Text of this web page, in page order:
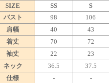
SIZE SS
S
バスト
98
106
肩幅
40
43
着丈
70
72
袖丈
22
23
ネック
36.5
37.5
仕様
- -